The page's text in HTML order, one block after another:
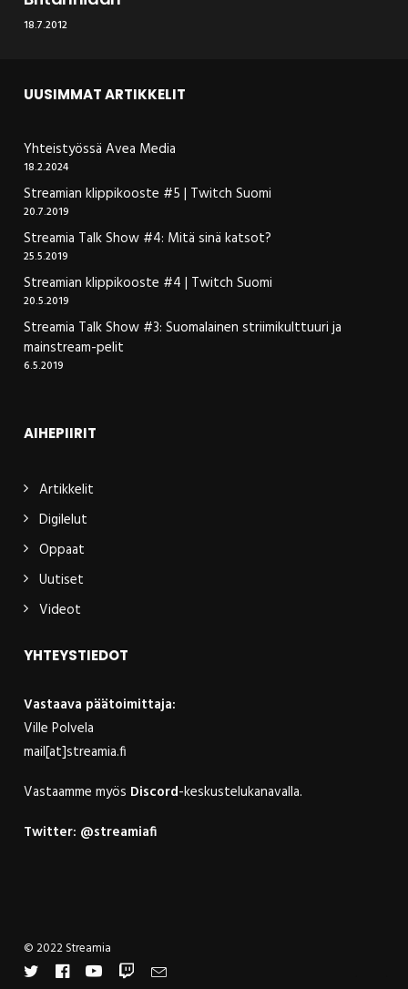
18.7.2012
UUSIMMAT ARTIKKELIT
Yhteistyössä Avea Media
18.2.2024
Streamian klippikooste #5 | Twitch Suomi
20.7.2019
Streamia Talk Show #4: Mitä sinä katsot?
25.5.2019
Streamian klippikooste #4 | Twitch Suomi
20.5.2019
Streamia Talk Show #3: Suomalainen striimikulttuuri ja
mainstream-pelit
6.5.2019
AIHEPIIRIT
Artikkelit
Digilelut
Oppaat
Uutiset
Videot
YHTEYSTIEDOT
Vastaava päätoimittaja:
Ville Polvela
mail[at]streamia.fi
Vastaamme myös Discord-keskustelukanavalla.
Twitter: @streamiafi
© 2022 Streamia